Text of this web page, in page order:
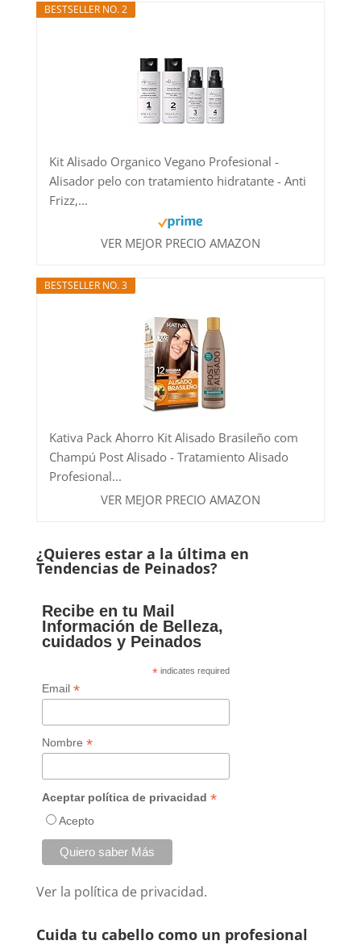
BESTSELLER NO. 2
Kit Alisado Organico Vegano Profesional -
Alisador pelo con tratamiento hidratante - Anti
Frizz,...
VER MEJOR PRECIO AMAZON
BESTSELLER NO. 3
Kativa Pack Ahorro Kit Alisado Brasileño com
Champú Post Alisado - Tratamiento Alisado
Profesional...
VER MEJOR PRECIO AMAZON
¿Quieres estar a la última en
Tendencias de Peinados?
Recibe en tu Mail
Información de Belleza,
cuidados y Peinados
* indicates required
Email*
Nombre*
Aceptar política de privacidad*
Acepto
Ver la política de privacidad.
Cuida tu cabello como un profesional